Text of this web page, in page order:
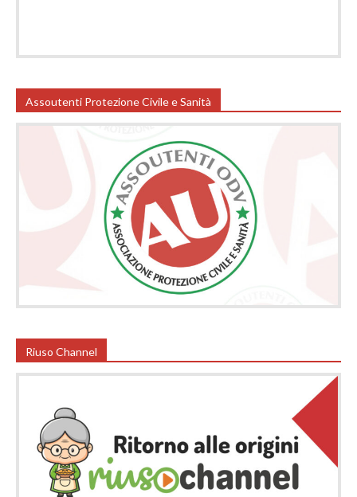
Assoutenti Protezione Civile e Sanità
Riuso Channel